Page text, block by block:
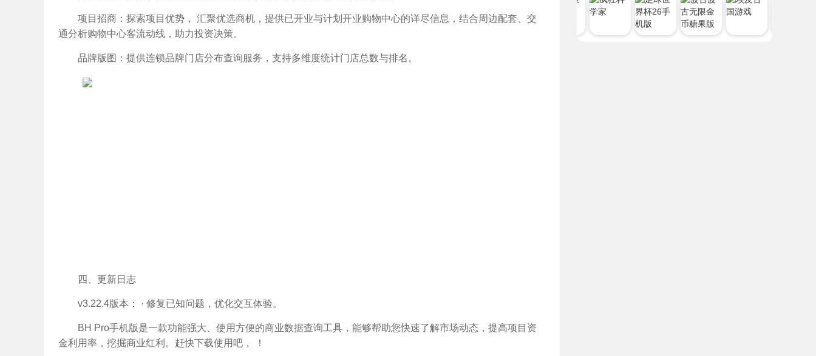
项目招商：探索项目优势， 汇聚优选商机，提供已开业与计划开业购物中心的详尽信息，结合周边配套、交
通分析购物中心客流动线，助力投资决策。
品牌版图：提供连锁品牌门店分布查询服务，支持多维度统计门店总数与排名。
四、更新日志
v3.22.4版本： · 修复已知问题，优化交互体验。
BH Pro手机版是一款功能强大、使用方便的商业数据查询工具，能够帮助您快速了解市场动态，提高项目资
金利用率，挖掘商业红利。赶快下载使用吧， ！